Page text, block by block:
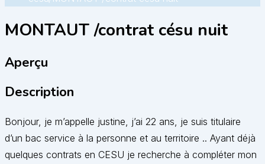
MONTAUT /contrat césu nuit
Aperçu
Description
Bonjour, je m’appelle justine, j’ai 22 ans, je suis titulaire
d’un bac service à la personne et au territoire .. Ayant déjà
quelques contrats en CESU je recherche à compléter mon